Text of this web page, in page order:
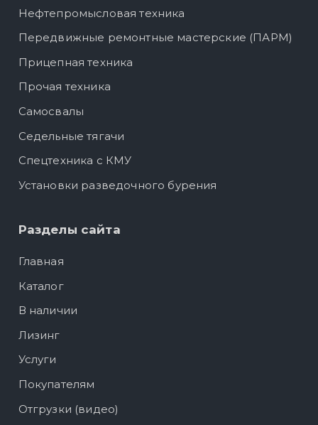
Нефтепромысловая техника
Передвижные ремонтные мастерские (ПАРМ)
Прицепная техника
Прочая техника
Самосвалы
Седельные тягачи
Спецтехника с КМУ
Установки разведочного бурения
Разделы сайта
Главная
Каталог
В наличии
Лизинг
Услуги
Покупателям
Отгрузки (видео)